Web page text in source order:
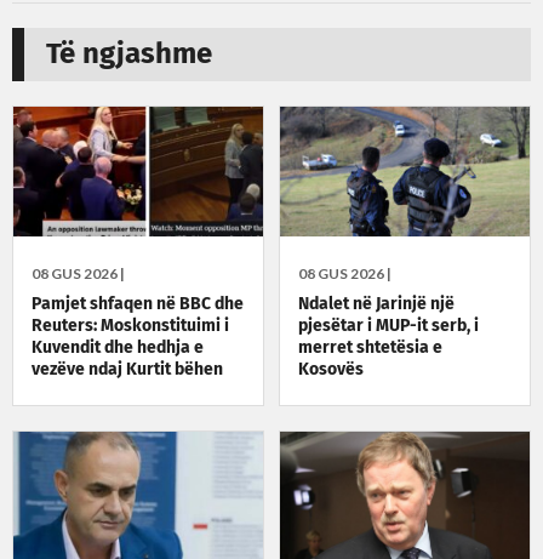
Të ngjashme
08 GUS 2026 |
Pamjet shfaqen në BBC dhe
Reuters: Moskonstituimi i
Kuvendit dhe hedhja e
vezëve ndaj Kurtit bëhen
08 GUS 2026 |
Ndalet në Jarinjë një
pjesëtar i MUP-it serb, i
merret shtetësia e
Kosovës